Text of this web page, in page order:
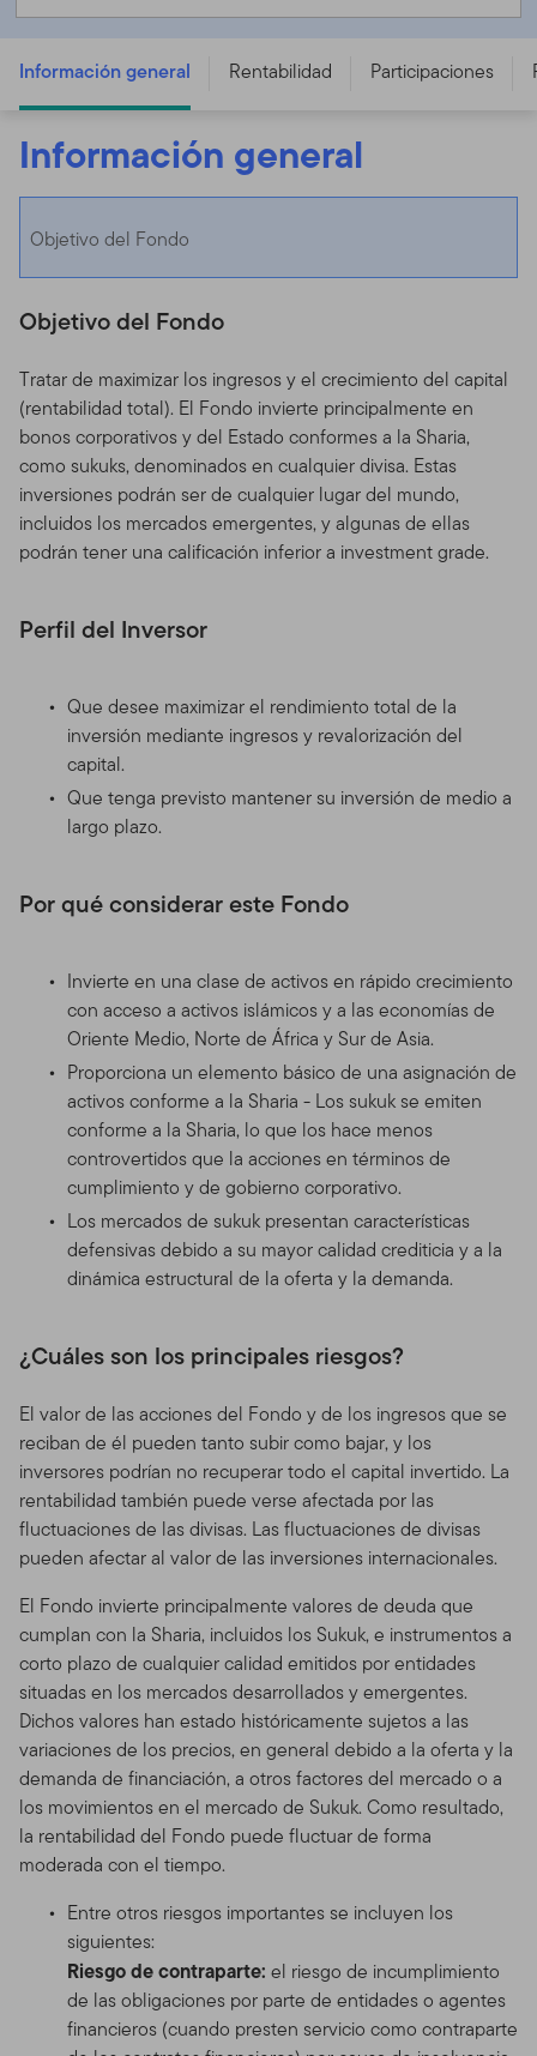
Franklin Global Sukuk Fund - N (acc) EUR
Información general Rentabilidad Participaciones
Información general
Objetivo del Fondo
Objetivo del Fondo
Tratar de maximizar los ingresos y el crecimiento del capital
(rentabilidad total). El Fondo invierte principalmente en
bonos corporativos y del Estado conformes a la Sharia,
como sukuks, denominados en cualquier divisa. Estas
inversiones podrán ser de cualquier lugar del mundo,
incluidos los mercados emergentes, y algunas de ellas
podrán tener una calificación inferior a investment grade.
Perfil del Inversor
Que desee maximizar el rendimiento total de la
inversión mediante ingresos y revalorización del
capital.
Que tenga previsto mantener su inversión de medio a
largo plazo.
Por qué considerar este Fondo
Invierte en una clase de activos en rápido crecimiento
con acceso a activos islámicos y a las economías de
Oriente Medio, Norte de África y Sur de Asia.
Proporciona un elemento básico de una asignación de
activos conforme a la Sharia - Los sukuk se emiten
conforme a la Sharia, lo que los hace menos
controvertidos que la acciones en términos de
cumplimiento y de gobierno corporativo.
Los mercados de sukuk presentan características
defensivas debido a su mayor calidad crediticia y a la
dinámica estructural de la oferta y la demanda.
¿Cuáles son los principales riesgos?
El valor de las acciones del Fondo y de los ingresos que se
reciban de él pueden tanto subir como bajar, y los
inversores podrían no recuperar todo el capital invertido. La
rentabilidad también puede verse afectada por las
fluctuaciones de las divisas. Las fluctuaciones de divisas
pueden afectar al valor de las inversiones internacionales.
El Fondo invierte principalmente valores de deuda que
cumplan con la Sharia, incluidos los Sukuk, e instrumentos a
corto plazo de cualquier calidad emitidos por entidades
situadas en los mercados desarrollados y emergentes.
Dichos valores han estado históricamente sujetos a las
variaciones de los precios, en general debido a la oferta y la
demanda de financiación, a otros factores del mercado o a
los movimientos en el mercado de Sukuk. Como resultado,
la rentabilidad del Fondo puede fluctuar de forma
moderada con el tiempo.
Entre otros riesgos importantes se incluyen los
siguientes:
Riesgo de contraparte: el riesgo de incumplimiento
de las obligaciones por parte de entidades o agentes
financieros (cuando presten servicio como contraparte